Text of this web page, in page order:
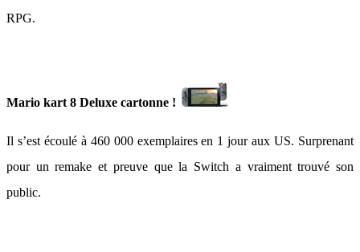
RPG.
Mario kart 8 Deluxe cartonne !
Il s’est écoulé à 460 000 exemplaires en 1 jour aux US. Surprenant
pour un remake et preuve que la Switch a vraiment trouvé son
public.